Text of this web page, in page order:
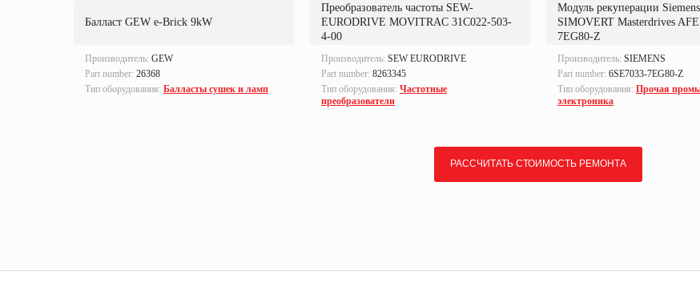
Балласт GEW e-Brick 9kW
Производитель: GEW
Part number: 26368
Тип оборудования: Балласты сушек и ламп
Преобразователь частоты SEW-
EURODRIVE MOVITRAC 31C022-503-
4-00
Производитель: SEW EURODRIVE
Part number: 8263345
Тип оборудования: Частотные
преобразователи
Модуль рекуперации Siemens
SIMOVERT Masterdrives
7EG80-Z
Производитель: SIEMENS
Part number: 6SE7033-7EG80-Z
Тип оборудования: Прочая
электроника
РАССЧИТАТЬ СТОИМОСТЬ РЕМОНТА